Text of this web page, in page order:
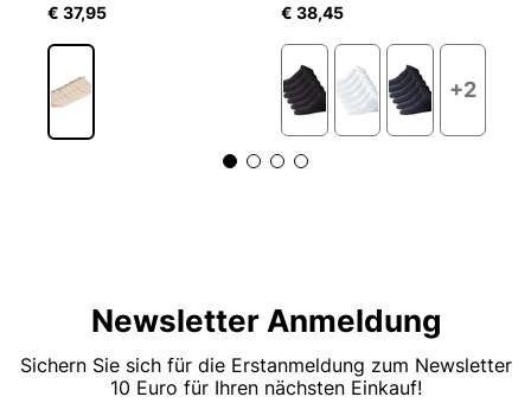
€ 37,95 € 38,45
+2
Newsletter Anmeldung
Sichern Sie sich für die Erstanmeldung zum Newsletter
10 Euro für Ihren nächsten Einkauf!